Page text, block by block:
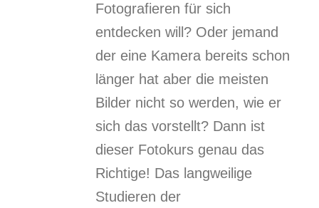
Fotografieren für sich
entdecken will? Oder jemand
der eine Kamera bereits schon
länger hat aber die meisten
Bilder nicht so werden, wie er
sich das vorstellt? Dann ist
dieser Fotokurs genau das
Richtige! Das langweilige
Studieren der